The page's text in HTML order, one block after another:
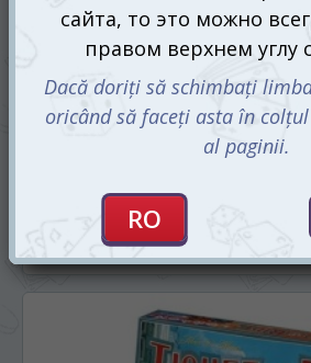
Билет на поезд: Франция и
1199 mdl
СООБЩИТЬ О